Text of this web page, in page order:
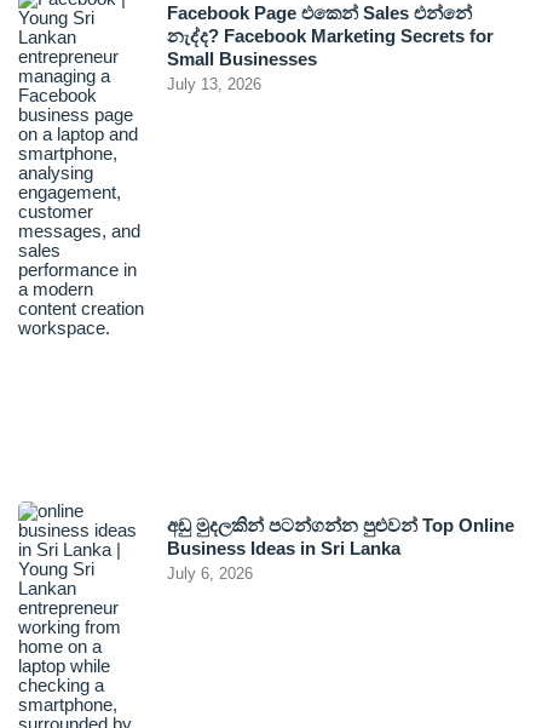
Facebook Page එකෙන් Sales එන්නේ
නැද්ද? Facebook Marketing Secrets for
Small Businesses
July 13, 2026
අඩු මුදලකින් පටන්ගන්න පුළුවන් Top Online
Business Ideas in Sri Lanka
July 6, 2026